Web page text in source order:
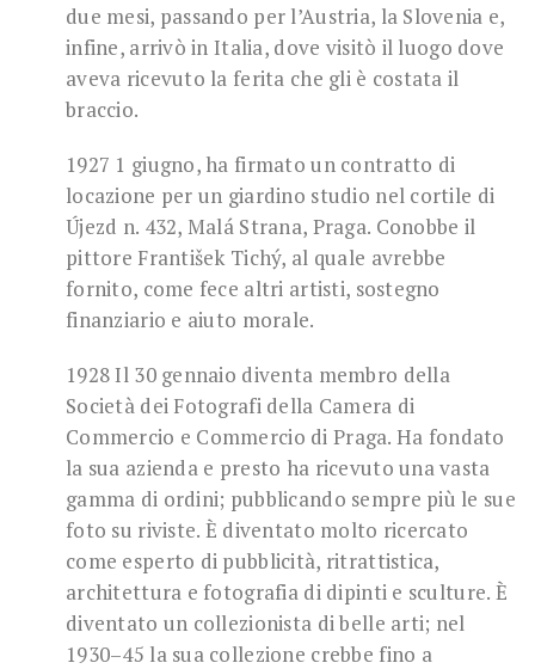
due mesi, passando per l’Austria, la Slovenia e,
infine, arrivò in Italia, dove visitò il luogo dove
aveva ricevuto la ferita che gli è costata il
braccio.
1927 1 giugno, ha firmato un contratto di
locazione per un giardino studio nel cortile di
Újezd n. 432, Malá Strana, Praga. Conobbe il
pittore František Tichý, al quale avrebbe
fornito, come fece altri artisti, sostegno
finanziario e aiuto morale.
1928 Il 30 gennaio diventa membro della
Società dei Fotografi della Camera di
Commercio e Commercio di Praga. Ha fondato
la sua azienda e presto ha ricevuto una vasta
gamma di ordini; pubblicando sempre più le sue
foto su riviste. È diventato molto ricercato
come esperto di pubblicità, ritrattistica,
architettura e fotografia di dipinti e sculture. È
diventato un collezionista di belle arti; nel
1930–45 la sua collezione crebbe fino a